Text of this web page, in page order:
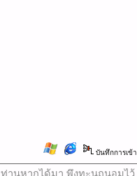
บันทึกการเข้า
านหากได้มา พึงทะนุถนอมไว้